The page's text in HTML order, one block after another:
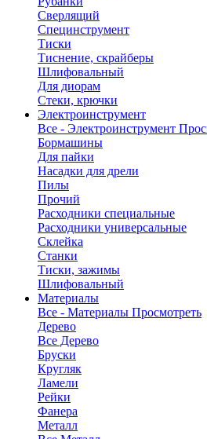
Сверлящий
Специнструмент
Тиски
Тиснение, скрайберы
Шлифовальный
Для диорам
Стеки, крючки
Электроинструмент
Все - Электроинструмент
Бормашины
Для пайки
Насадки для дрели
Пилы
Прочий
Расходники специальные
Расходники универсальные
Склейка
Станки
Тиски, зажимы
Шлифовальный
Материалы
Все - Материалы Просмотреть
Дерево
Все Дерево
Бруски
Кругляк
Ламели
Рейки
Фанера
Металл